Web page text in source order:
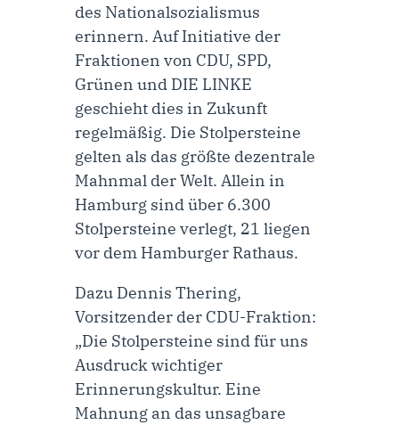
des Nationalsozialismus
erinnern. Auf Initiative der
Fraktionen von CDU, SPD,
Grünen und DIE LINKE
geschieht dies in Zukunft
regelmäßig. Die Stolpersteine
gelten als das größte dezentrale
Mahnmal der Welt. Allein in
Hamburg sind über 6.300
Stolpersteine verlegt, 21 liegen
vor dem Hamburger Rathaus.
Dazu Dennis Thering,
Vorsitzender der CDU-Fraktion:
„Die Stolpersteine sind für uns
Ausdruck wichtiger
Erinnerungskultur. Eine
Mahnung an das unsagbare